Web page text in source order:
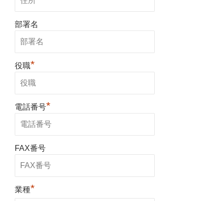
部署名
役職*
電話番号*
FAX番号
業種*